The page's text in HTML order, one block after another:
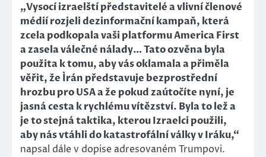
„Vysocí izraelští představitelé a vlivní členové
médií rozjeli dezinformační kampaň, která
zcela podkopala vaši platformu America First
a zasela válečné nálady… Tato ozvěna byla
použita k tomu, aby vás oklamala a přiměla
věřit, že Írán představuje bezprostřední
hrozbu pro USA a že pokud zaútočíte nyní, je
jasná cesta k rychlému vítězství. Byla to lež a
je to stejná taktika, kterou Izraelci použili,
aby nás vtáhli do katastrofální války v Iráku,“
napsal dále v dopise adresovaném Trumpovi.